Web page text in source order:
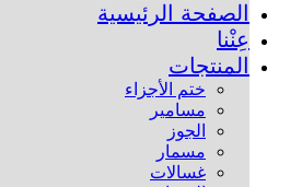
الصفحة الرئيسية
عِنْنا
المنتجات
ختم الأجزاء
مسامير
الجوز
مسمار
غسالات